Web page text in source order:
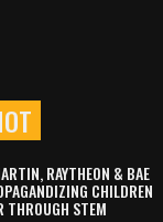
RAYTHEON & BAE
CHILDREN
THROUGH STEM